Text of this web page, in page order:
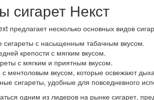
сигарет Некст
предлагает несколько основных видов
сигареты с насыщенным табачным вкусом.
крепости с мягким вкусом.
с мягким и приятным вкусом.
ментоловым вкусом, которые освежают
сигареты, удобные для повседневного
одним из лидеров на рынке сигарет,